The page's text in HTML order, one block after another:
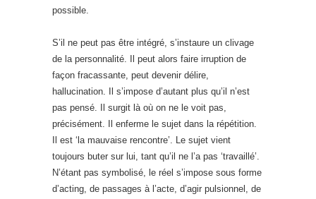
possible.
S’il ne peut pas être intégré, s’instaure un clivage
de la personnalité. Il peut alors faire irruption de
façon fracassante, peut devenir délire,
hallucination. Il s’impose d’autant plus qu’il n’est
pas pensé. Il surgit là où on ne le voit pas,
précisément. Il enferme le sujet dans la répétition.
Il est ‘la mauvaise rencontre’. Le sujet vient
toujours buter sur lui, tant qu’il ne l’a pas ‘travaillé’.
N’étant pas symbolisé, le réel s’impose sous forme
d’acting, de passages à l’acte, d’agir pulsionnel, de